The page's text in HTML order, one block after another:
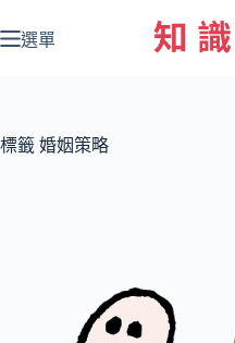
至
容
選單
標籤 婚姻策略